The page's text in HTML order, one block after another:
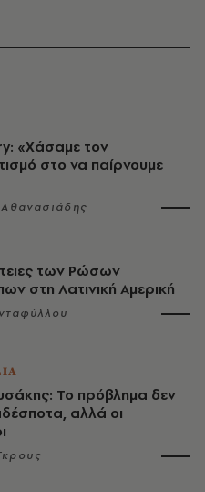
«Χάσαμε τον
στο να παίρνουμε
των Ρώσων
στη Λατινική Αμερική
Το πρόβλημα δεν
αλλά οι